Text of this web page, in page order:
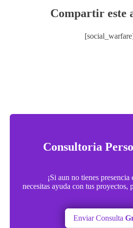
Compartir este
Consultoria
¡Si aun no tienes presencia
necesitas ayuda con tus proyectos,
Enviar Consulta